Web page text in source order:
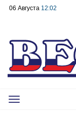
06 Августа 12:02
Toggle